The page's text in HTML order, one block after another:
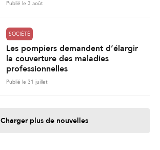
Publié le 3 août
SOCIÉTÉ
Les pompiers demandent d’élargir
la couverture des maladies
professionnelles
Publié le 31 juillet
Charger plus de nouvelles